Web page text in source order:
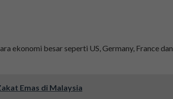
ekonomi besar seperti US, Germany, France dan
Emas di Malaysia